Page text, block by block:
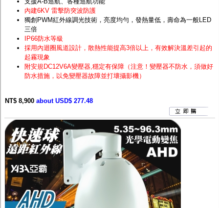
內建6KV 雷擊防突波防護
獨創PWM紅外線調光技術，亮度均勻，發熱量低，壽命為一般LED
三倍
IP66防水等級
採用內迴圈風道設計，散熱性能提高3倍以上，有效解決溫差引起的
起霧現象
附安規DC12V6A變壓器,穩定有保障（注意！變壓器不防水，須做好
防水措施，以免變壓器故障並打壞攝影機）
NT$ 8,900 about USD$ 277.48